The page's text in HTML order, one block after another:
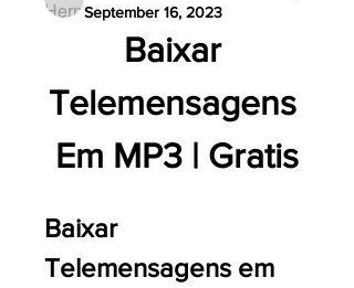
September 16, 2023
Baixar
Telemensagens
Em MP3 | Gratis
Baixar
Telemensagens em